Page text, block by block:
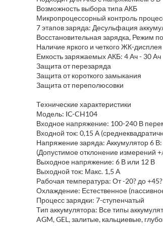
Возможность выбора типа АКБ
Микропроцессорный контроль
7 этапов заряда: Десульфация
Восстановительная зарядка, Режим
Наличие яркого и четкого ЖК-дисплея
Емкость заряжаемых АКБ: 4 Ач - 30 Ач
Защита от перезаряда
Защита от короткого замыкания
Защита от переполюсовки
Технические характеристики
Модель: IC-CH104
Входное напряжение: 100-240 В
Входной ток: 0,15 А
Напряжение заряда: Аккумулятор 6
(Допустимое отклонение измерений
Выходное напряжение: 6 В или 12 В
Выходной ток: Макс. 1,5 А
Рабочая температура: От -20? до +45?
Охлаждение: Естественное
Процесс зарядки: 7-ступенчатый
Тип аккумулятора: Все типы
AGM, GEL, залитые, кальциевые,